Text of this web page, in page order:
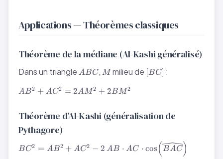
R^2
Applications — Théorèmes classiques
Théorème de la médiane (Al-Kashi généralisé)
Dans un triangle ABC
ABC, M
Mmilieu de [BC]
[BC] :
AB^2
=
2AM^2
2BM^2
AB2 + AC2 = 2AM2 + 2BM2
Théorème d’Al-Kashi (généralisation de
Pythagore)
BC^2 = AB^2 + AC^2 - 2\,AB
BC2 = AB2 + AC2 − 2 AB ⋅ AC ⋅ cos(BAC)